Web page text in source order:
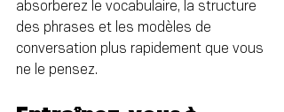
absorberez le vocabulaire, la structure
des phrases et les modèles de
conversation plus rapidement que vous
ne le pensez.